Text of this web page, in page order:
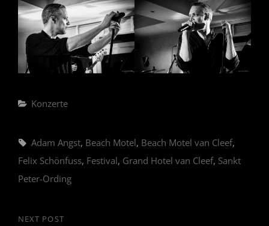
Categories
Konzerte
Tags,
Adam Angst, Beach Motel, Beach Motel van Cleef,
Felix Schönfuss, Festival, Grand Hotel van Cleef, Sankt
Peter-Ording
Next
NEXT POST